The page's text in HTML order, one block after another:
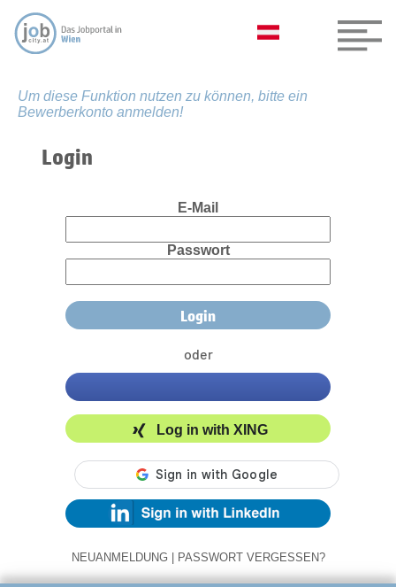
Um diese Funktion nutzen zu können, bitte ein
Bewerberkonto anmelden!
Login
E-Mail
Passwort
oder
Log in with XING
NEUANMELDUNG | PASSWORT VERGESSEN?